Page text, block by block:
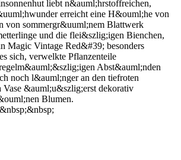
liebt n&auml;hrstoffreichen,
erreicht eine H&ouml;he von
von sommergr&uuml;nem Blattwerk
und die flei&szlig;igen Bienchen,
Magic Vintage Red&#39; besonders
sich, verwelkte Pflanzenteile
Abst&auml;nden
noch l&auml;nger an den tiefroten
&auml;u&szlig;erst dekorativ
Blumen.